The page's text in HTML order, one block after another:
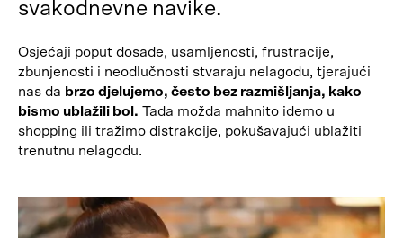
svakodnevne navike.
Osjećaji poput dosade, usamljenosti, frustracije,
zbunjenosti i neodlučnosti stvaraju nelagodu, tjerajući
nas da brzo djelujemo, često bez razmišljanja, kako
bismo ublažili bol. Tada možda mahnito idemo u
shopping ili tražimo distrakcije, pokušavajući ublažiti
trenutnu nelagodu.